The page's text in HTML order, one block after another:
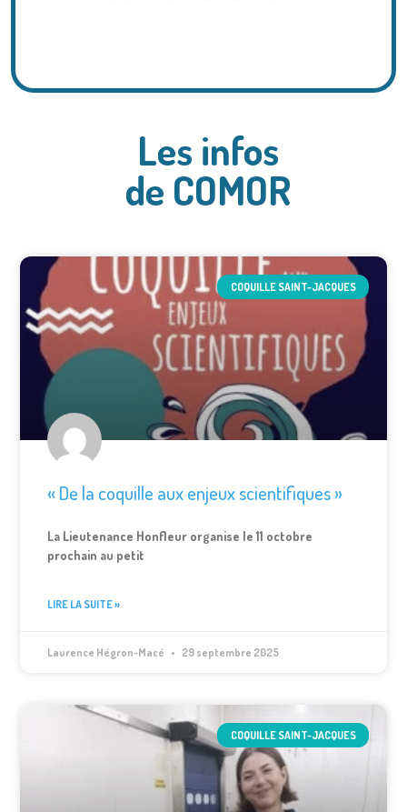
Les infos
de COMOR
COQUILLE SAINT-JACQUES
« De la coquille aux enjeux scientifiques »
La Lieutenance Honfleur organise le 11 octobre
prochain au petit
LIRE LA SUITE »
Laurence Hégron-Macé 29 septembre 2025
COQUILLE SAINT-JACQUES